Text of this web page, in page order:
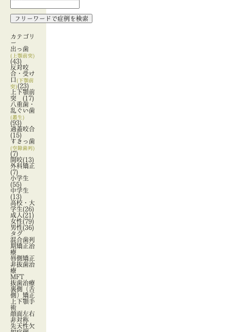
カテゴリ
ー
出っ歯
(上顎前突)
(43)
反対咬
合・受け
口 (下顎前
突)(23)
上下顎前
突 (17)
八重歯・
乱ぐい歯
(叢生)
(93)
過蓋咬合
(15)
すきっ歯
(空隙歯列)
(7)
開咬(13)
外科矯正
(7)
小学生
(55)
中学生
(13)
高校・大
学生(26)
成人 (21)
女性(79)
男性(36)
タグ
混合歯列
期矯正治
療
唇側矯正
非抜歯治
療
MFT
抜歯治療
裏側（舌
側）矯正
上下顎手
術
顔面左右
非対称
先天性欠